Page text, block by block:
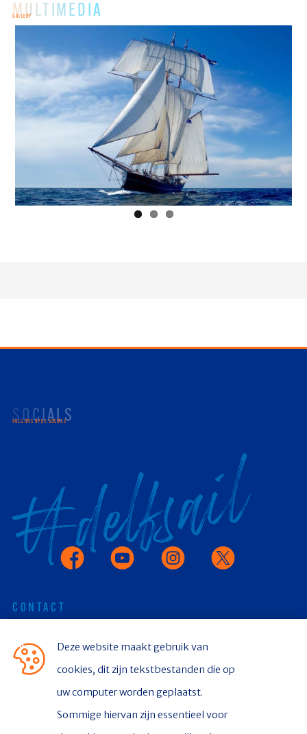
MULTIMEDIA
GALLERY
SOCIALS
VOLG ONS OP DE SOCIALS
Facebook Youtube Instagram X
CONTACT
Stichting Delfsail
9930 AH Delfzijl
Deze website maakt gebruik van
cookies, dit zijn tekstbestanden die op
uw computer worden geplaatst.
Sommige hiervan zijn essentieel voor